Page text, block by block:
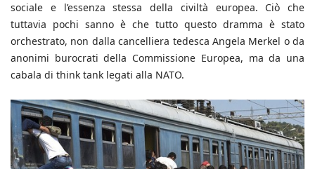
sociale e l’essenza stessa della civiltà europea. Ciò che
tuttavia pochi sanno è che tutto questo dramma è stato
orchestrato, non dalla cancelliera tedesca Angela Merkel o da
anonimi burocrati della Commissione Europea, ma da una
cabala di think tank legati alla NATO.